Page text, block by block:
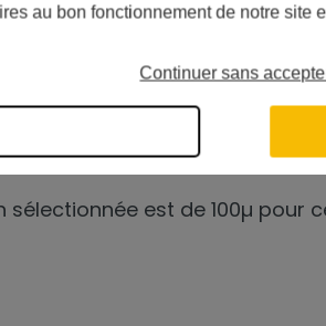
de son tamis filtrant.
détails ces tamis
convenant aux modèles
sélectionnée est de 100µ pour
au bon fonctionnement de notre site
Continuer sans